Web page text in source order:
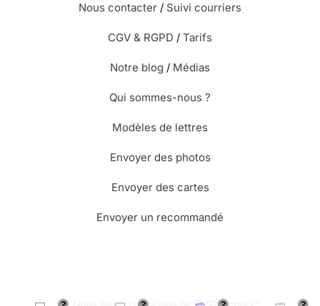
Nous contacter / Suivi courriers
CGV & RGPD / Tarifs
Notre blog / Médias
Qui sommes-nous ?
Modèles de lettres
Envoyer des photos
Envoyer des cartes
Envoyer un recommandé